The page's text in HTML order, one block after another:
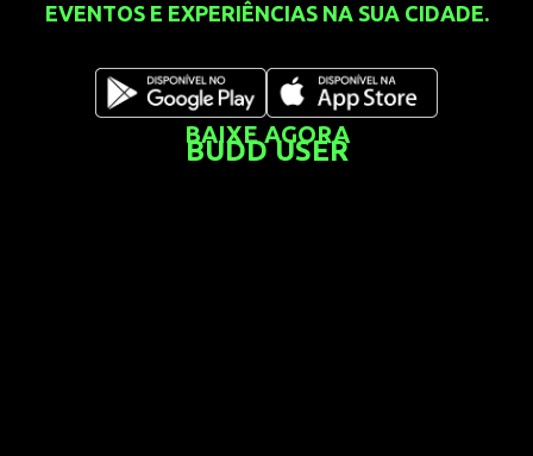
EVENTOS E EXPERIÊNCIAS NA SUA CIDADE.
BAIXE AGORA
BUDD USER
EVENTOS E VENDAS DE FORMA
BAIXE AGORA